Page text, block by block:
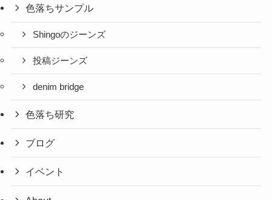
色落ちサンプル
Shingoのジーンズ
投稿ジーンズ
denim bridge
色落ち研究
ブログ
イベント